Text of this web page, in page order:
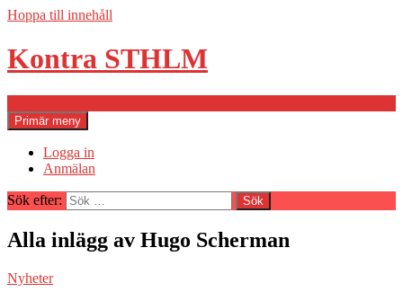
Hoppa till innehåll
Kontra STHLM
Primär meny
Logga in
Anmälan
Sök efter:
Alla inlägg av Hugo Scherman
Nyheter